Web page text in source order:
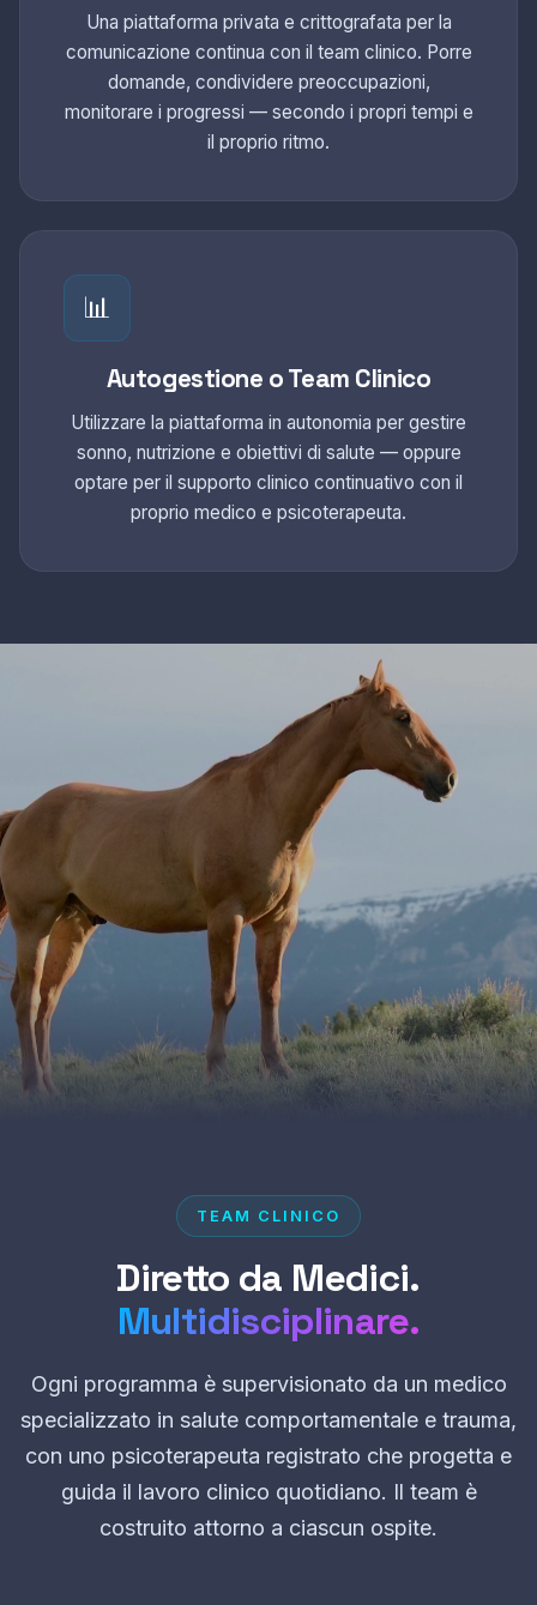
Una piattaforma privata e crittografata per la
comunicazione continua con il team clinico. Porre
domande, condividere preoccupazioni,
monitorare i progressi — secondo i propri tempi e
il proprio ritmo.
📊
Autogestione o Team Clinico
Utilizzare la piattaforma in autonomia per gestire
sonno, nutrizione e obiettivi di salute — oppure
optare per il supporto clinico continuativo con il
proprio medico e psicoterapeuta.
TEAM CLINICO
Diretto da Medici.
Multidisciplinare.
Ogni programma è supervisionato da un medico
specializzato in salute comportamentale e trauma,
con uno psicoterapeuta registrato che progetta e
guida il lavoro clinico quotidiano. Il team è
costruito attorno a ciascun ospite.